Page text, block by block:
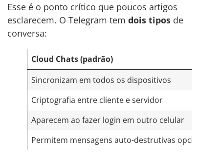
Esse é o ponto crítico que poucos artigos
esclarecem. O Telegram tem dois tipos de
conversa:
Cloud Chats (padrão)
Sincronizam em todos os dispositivos
Criptografia entre cliente e servidor
Aparecem ao fazer login em outro celular
Permitem mensagens auto-destrutivas opcionais